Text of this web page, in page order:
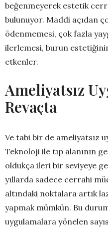
beğenmeyerek estetik
bulunuyor. Maddi açıdan
ödenmemesi, çok fazla
ilerlemesi, burun
etkenler.
Ameliyatsız
Revaçta
Ve tabi bir de ameliyatsız
Teknoloji ile tıp alanının
oldukça ileri bir seviyeye
yıllarda sadece cerrahi
altındaki noktalara artık
yapmak mümkün. Bu
uygulamalara yönelen